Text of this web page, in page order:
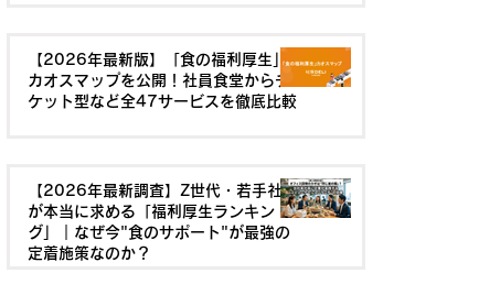
【2026年最新版】「食の福利厚生」
カオスマップを公開！社員食堂からチ
ケット型など全47サービスを徹底比較
【2026年最新調査】Z世代・若手社員
が本当に求める「福利厚生ランキン
グ」｜なぜ今"食のサポート"が最強の
定着施策なのか？